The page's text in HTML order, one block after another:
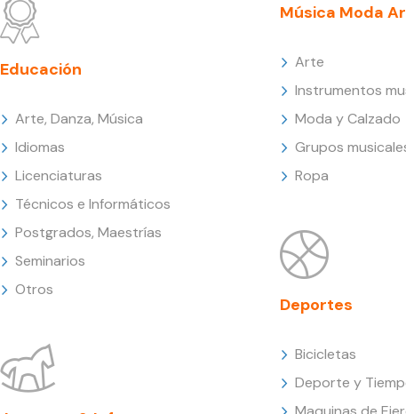
Educación
Arte, Danza, Música
Idiomas
Licenciaturas
Técnicos e Informáticos
Postgrados, Maestrías
Seminarios
Otros
Música Moda
Arte
Instrumentos
Moda y Calzado
Grupos
Ropa
Deportes
Bicicletas
Deporte y